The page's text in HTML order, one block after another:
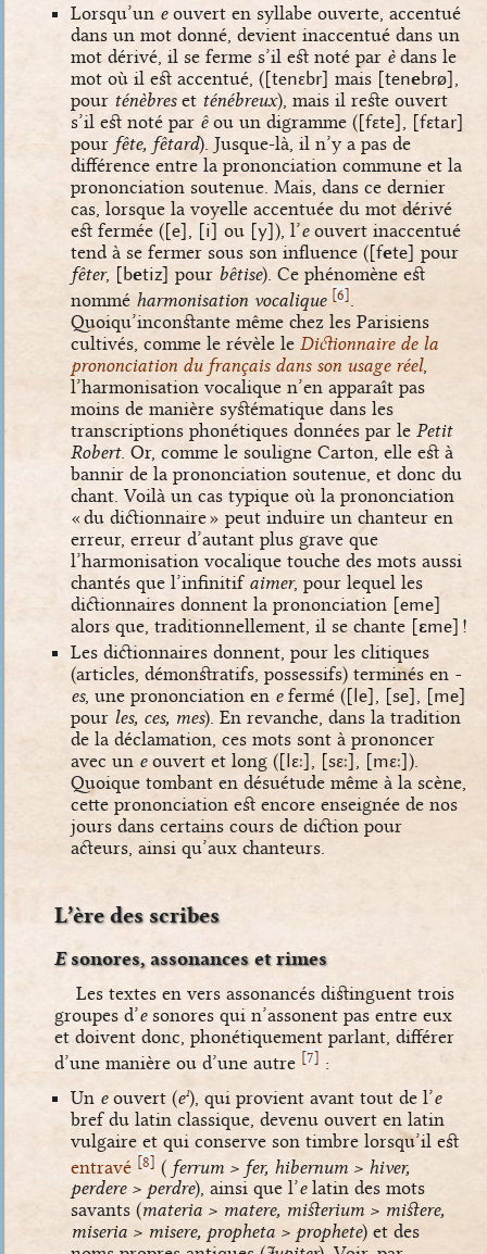
Lorsqu’un eouvert en syllabe ouverte, accentué
dans un mot donné, devient inaccentué dans un
mot dérivé, il se ferme s’il est noté par èdans le
mot où il est accentué, ([tenɛbr] mais [tenebrø]
pour ténèbreset ténébreux), mais il reste ouvert
s’il est noté par êou un digramme ([fɛte]
[fɛtar]
pour fête, fêtard). Jusque-là, il n’y a pas de
différence entre la prononciation commune et la
prononciation soutenue. Mais, dans ce dernier
cas, lorsque la voyelle accentuée du mot dérivé
est fermée ([e] [i] ou [y]), l’eouvert inaccentué
tend à se fermer sous son influence ([fete] pour
fêter, [betiz] pour bêtise). Ce phénomène est
nommé harmonisation vocalique [6]
Quoiqu’inconstante même chez les Parisiens
cultivés, comme le révèle le Dictionnaire de la
prononciation du français dans son usage réel,
l’harmonisation vocalique n’en apparaît pas
moins de manière systématique dans les
transcriptions phonétiques données par le Petit
Robert. Or, comme le souligne Carton, elle est à
bannir de la prononciation soutenue, et donc du
chant. Voilà un cas typique où la prononciation
« du dictionnaire » peut induire un chanteur en
erreur, erreur d’autant plus grave que
l’harmonisation vocalique touche des mots aussi
chantés que l’infinitif aimer, pour lequel les
dictionnaires donnent la prononciation [eme]
alors que, traditionnellement, il se chante [ɛme] !
Les dictionnaires donnent, pour les clitiques
(articles, démonstratifs, possessifs) terminés en -
es, une prononciation en efermé ([le] [se]
[me]
pour les, ces, mes). En revanche, dans la tradition
de la déclamation, ces mots sont à prononcer
avec un eouvert et long ([lɛː] [sɛː] [mɛː]).
Quoique tombant en désuétude même à la scène,
cette prononciation est encore enseignée de nos
jours dans certains cours de diction pour
acteurs, ainsi qu’aux chanteurs.
L’ère des scribes
Esonores, assonances et rimes
Les textes en vers assonancés distinguent trois
groupes d’esonores qui n’assonent pas entre eux
et doivent donc, phonétiquement parlant, différer
d’une manière ou d’une autre [7] :
Un eouvert (e1), qui provient avant tout de l’e
bref du latin classique, devenu ouvert en latin
vulgaire et qui conserve son timbre lorsqu’il est
entravé [8] ( ferrum > fer, hibernum > hiver,
perdere > perdre), ainsi que l’elatin des mots
savants (materia > matere, misterium > mistere,
miseria > misere, propheta > prophete) et des